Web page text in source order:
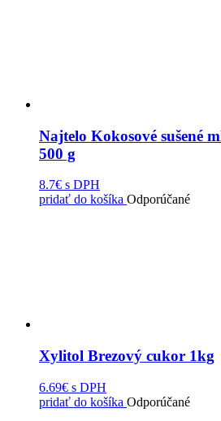
Najtelo Kokosové sušené
500 g
8.7€ s DPH
pridať do košíka Odporúčané
Xylitol Brezový cukor 1kg
6.69€ s DPH
pridať do košíka Odporúčané